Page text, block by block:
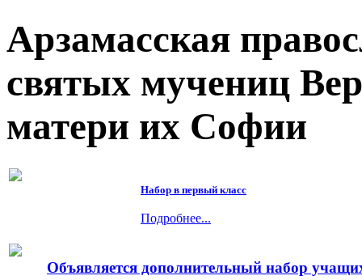
Арзамасская
святых мучениц
матери их Софии
Набор в первый класс
Подробнее...
Объявляется дополнительный набор